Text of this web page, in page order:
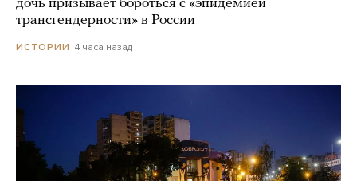
дочь призывает бороться с «эпидемией
трансгендерности» в России
ИСТОРИИ 4 часа назад